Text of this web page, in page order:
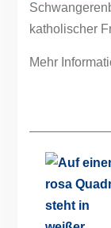
katholischer
Mehr